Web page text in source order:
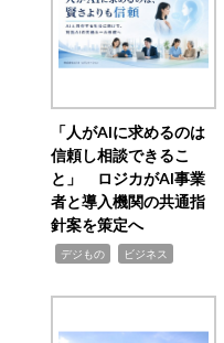
「人がAIに求めるのは
信頼し相談できるこ
と」 ロジカがAI事業
者と導入機関の共通指
針案を策定へ
デジもの ビジネス